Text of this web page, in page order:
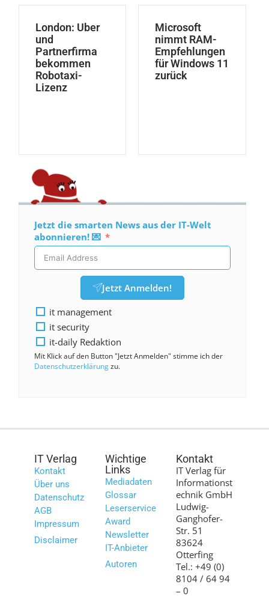
London: Uber
und
Partnerfirma
bekommen
Robotaxi-
Lizenz
Microsoft
nimmt RAM-
Empfehlungen
für Windows 11
zurück
Jetzt die smarten News aus der IT-Welt
abonnieren! 💌
Jetzt Anmelden!
it management
it security
it-daily Redaktion
Mit Klick auf den Button "Jetzt Anmelden" stimme ich der
Datenschutzerklärungzu.
IT Verlag
Kontakt
Über uns
Datenschutz
AGB
Impressum
Disclaimer
Wichtige
Links
Mediadaten
Glossar
Leserservice
Award
Newsletter
IT-Anbieter
Autoren
Kontakt
IT Verlag für
Informationst
echnik GmbH
Ludwig-
Ganghofer-
Str. 51
83624
Otterfing
Tel.: +49 (0)
8104 / 64 94
– 0